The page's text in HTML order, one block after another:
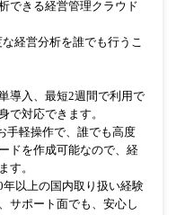
できる経営管理クラウド
経営分析を誰でも行うこ
導入、最短2週間で利用で
で対応できます。
手軽操作で、誰でも高度
ドを作成可能なので、経
す。
以上の国内取り扱い経験
サポート面でも、安心し